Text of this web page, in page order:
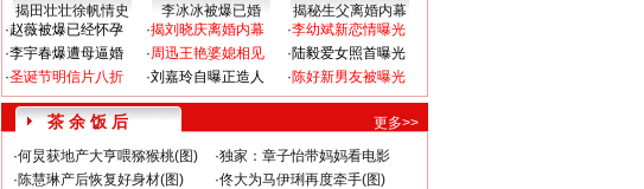
揭田壮壮徐帆情史 李冰冰被爆已婚
揭秘生父离婚内幕
·赵薇被爆已经怀孕
·李宇春爆遭母逼婚
·圣诞节明信片八折
·揭刘晓庆离婚内幕
·周迅王艳婆媳相见
·刘嘉玲自曝正造人
·李幼斌新恋情曝光
·陆毅爱女照首曝光
·陈好新男友被曝光
茶 余 饭 后
更多>>
·何炅获地产大亨喂猕猴桃(图) ·独家：章子怡带妈妈看电影
·陈慧琳产后恢复好身材(图) ·佟大为马伊琍再度牵手(图)